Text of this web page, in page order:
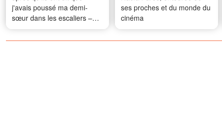
j'avais poussé ma demi-
sœur dans les escaliers –
Dix ans plus tard, je suis
revenue pour découvrir la
ses proches et du monde du
cinéma